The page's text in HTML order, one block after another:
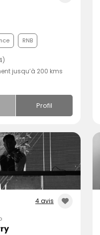
RNB
jusqu’à 200 kms
Profil
4 avis